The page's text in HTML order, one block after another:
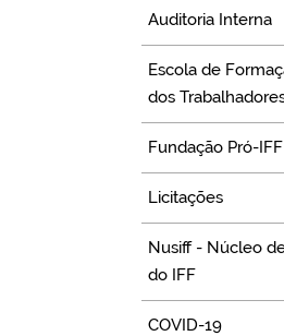
Auditoria Interna
Escola de
dos
Fundação Pró-IFF
Licitações
Nusiff - Núcleo
do IFF
COVID-19